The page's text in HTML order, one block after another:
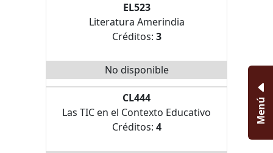
EL523
Literatura Amerindia
Créditos: 3
No disponible
CL444
Las TIC en el Contexto Educativo
Créditos: 4
Menú